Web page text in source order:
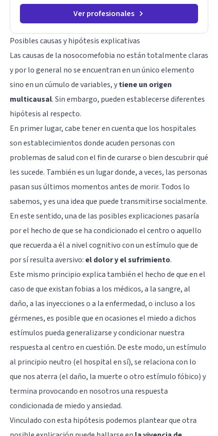
Ver profesionales
Posibles causas y hipótesis explicativas
Las causas de la nosocomefobia no están totalmente claras
y por lo general no se encuentran en un único elemento
sino en un cúmulo de variables, ytiene un origen
multicausal. Sin embargo, pueden establecerse diferentes
hipótesis al respecto.
En primer lugar, cabe tener en cuenta que los hospitales
son establecimientos donde acuden personas con
problemas de salud con el fin de curarse o bien descubrir qué
les sucede. También es un lugar donde, a veces, las personas
pasan sus últimos momentos antes de morir. Todos lo
sabemos, y es una idea que puede transmitirse socialmente.
En este sentido, una de las posibles explicaciones pasaría
por el hecho de que se ha condicionado el centro o aquello
que recuerda a él a nivel cognitivo con un estímulo que de
por sí resulta aversivo: el dolor y el sufrimiento.
Este mismo principio explica también el hecho de que en el
caso de que existan fobias a los médicos, a la sangre, al
daño, a las inyecciones o a la enfermedad, o incluso a los
gérmenes, es posible que en ocasiones el miedo a dichos
estímulos pueda generalizarse y condicionar nuestra
respuesta al centro en cuestión. De este modo, un estímulo
al principio neutro (el hospital en sí), se relaciona con lo
que nos aterra (el daño, la muerte o otro estímulo fóbico) y
termina provocando en nosotros una respuesta
condicionada de miedo y ansiedad.
Vinculado con esta hipótesis podemos plantear que otra